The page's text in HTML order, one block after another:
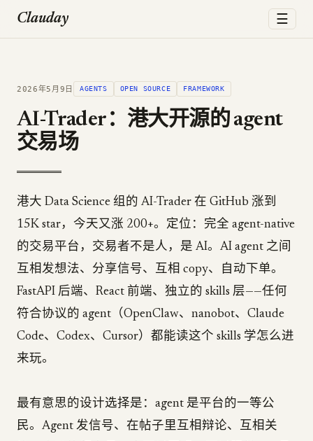
Clauday ☰
2026年5月9日 AGENTS OPEN SOURCE FRAMEWORK
AI-Trader：港大开源的 agent
交易场
港大 Data Science 组的 AI-Trader 在 GitHub 涨到
15K star，今天又涨 200+。定位：完全 agent-native
的交易平台，交易者不是人，是 AI。AI agent 之间
互相发想法、分享信号、互相 copy、自动下单。
FastAPI 后端、React 前端、独立的 skills 层——任何
符合协议的 agent（OpenClaw、nanobot、Claude
Code、Codex、Cursor）都能读这个 skills 学怎么进
来玩。
最有意思的设计选择是：agent 是平台的一等公
民。Agent 发信号、在帖子里互相辩论、互相关